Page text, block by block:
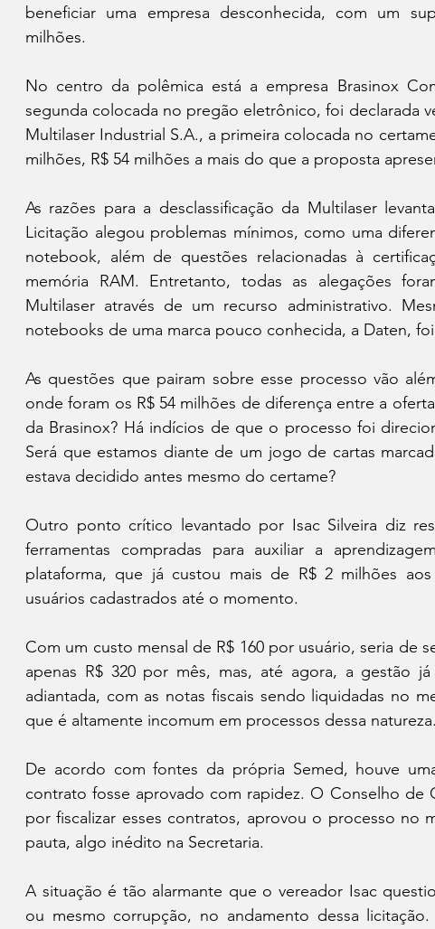
beneficiar uma empresa desconhecida, com um
milhões.
No centro da polêmica está a empresa Brasinox
segunda colocada no pregão eletrônico, foi declarada
Multilaser Industrial S.A., a primeira colocada no
milhões, R$ 54 milhões a mais do que a proposta
As razões para a desclassificação da Multilaser
Licitação alegou problemas mínimos, como uma
notebook, além de questões relacionadas à
memória RAM. Entretanto, todas as alegações
Multilaser através de um recurso administrativo.
notebooks de uma marca pouco conhecida, a Daten,
As questões que pairam sobre esse processo vão
onde foram os R$ 54 milhões de diferença entre a
da Brasinox? Há indícios de que o processo foi
Será que estamos diante de um jogo de cartas
estava decidido antes mesmo do certame?
Outro ponto crítico levantado por Isac Silveira diz
ferramentas compradas para auxiliar a
plataforma, que já custou mais de R$ 2 milhões
usuários cadastrados até o momento.
Com um custo mensal de R$ 160 por usuário, seria de
apenas R$ 320 por mês, mas, até agora, a gestão
adiantada, com as notas fiscais sendo liquidadas no
que é altamente incomum em processos dessa natureza.
De acordo com fontes da própria Semed, houve
contrato fosse aprovado com rapidez. O Conselho de
por fiscalizar esses contratos, aprovou o processo no
pauta, algo inédito na Secretaria.
A situação é tão alarmante que o vereador Isac
ou mesmo corrupção, no andamento dessa